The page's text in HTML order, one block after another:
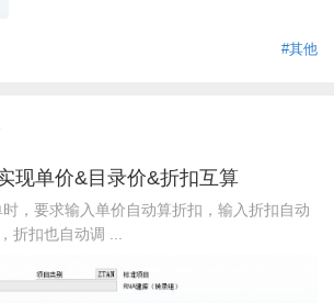
#其他
现单价&目录价&折扣互算
，要求输入单价自动算折扣，输入折扣自动
折扣也自动调 ...